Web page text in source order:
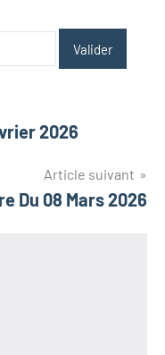
2026
Article suivant
Du 08 Mars 2026